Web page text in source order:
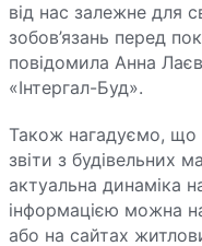
від нас залежне для
зобов’язань перед
повідомила Анна
«Інтергал-Буд».
Також нагадуємо, що
звіти з будівельних
актуальна динаміка
інформацією можна
або на сайтах